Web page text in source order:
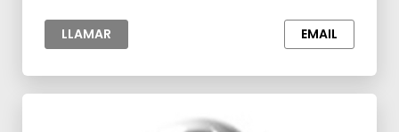
Construcción,Manufacturas y
Maquilas,Maquinaria y Equipo eléctrico
LLAMAR EMAIL